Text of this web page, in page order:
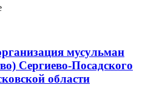
мусульман
Сергиево-Посадского
области